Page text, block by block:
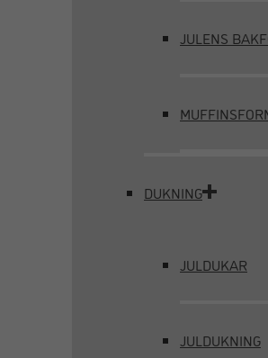
JULENS
DUKNING
JULDUKAR
JULDUKNING